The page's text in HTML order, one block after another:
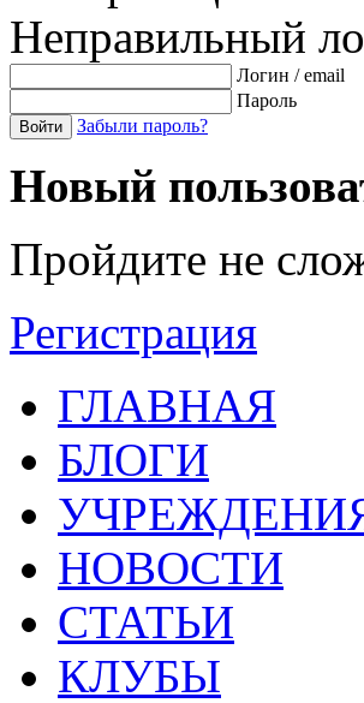
Неправильный
Логин / email
Пароль
Войти Забыли пароль?
Новый
Пройдите не
Регистрация
ГЛАВНАЯ
БЛОГИ
НОВОСТИ
СТАТЬИ
КЛУБЫ